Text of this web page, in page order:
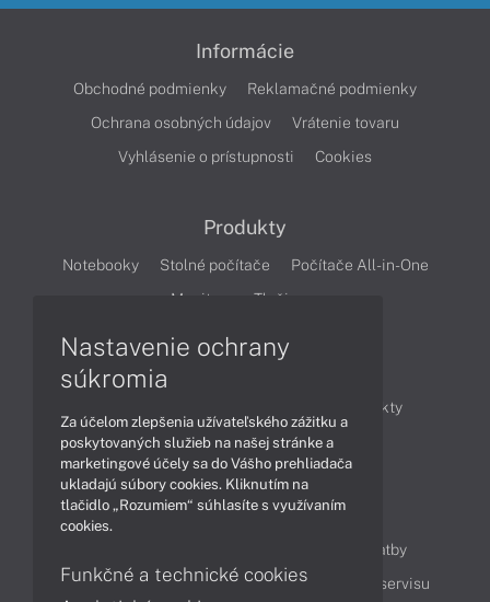
Informácie
Obchodné podmienky
Reklamačné podmienky
Ochrana osobných údajov
Vrátenie tovaru
Vyhlásenie o prístupnosti
Cookies
Produkty
Notebooky Stolné počítače
Počítače All-in-One
Monitory
Tlačiarne
Produkty
Technológie
Videá
Obsah
Možnosti doručenia a platby
Podpora a servis
Servisné služby Cenník servisu
Nastavenie ochrany
súkromia
Za účelom zlepšenia užívateľského zážitku a
poskytovaných služieb na našej stránke a
marketingové účely sa do Vášho prehliadača
ukladajú súbory cookies. Kliknutím na
tlačidlo „Rozumiem“ súhlasíte s využívaním
cookies.
Funkčné a technické cookies